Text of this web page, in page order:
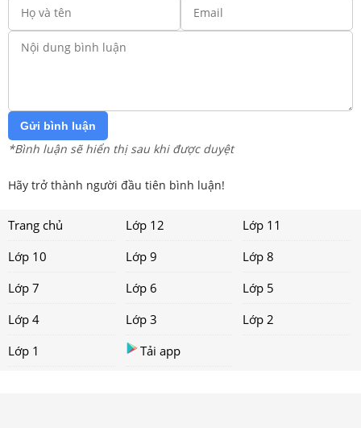
Gửi bình luận
*Bình luận sẽ hiển thị sau khi được duyệt
Hãy trở thành người đầu tiên bình luận!
Trang chủ Lớp 12
Lớp 11
Lớp 10
Lớp 9
Lớp 8
Lớp 7
Lớp 6
Lớp 5
Lớp 4
Lớp 3
Lớp 2
Lớp 1
Tải app